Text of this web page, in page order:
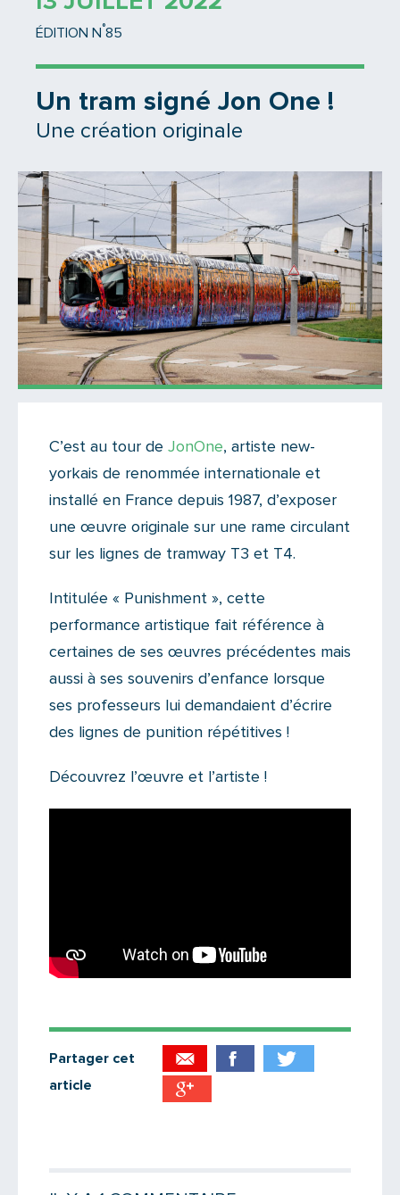
ÉDITION N °85
Un tram signé Jon One !
Une création originale
Il y a un commentaire sur cet article
Ajoutez le vôtre
C’est au tour de JonOne, artiste new-
yorkais de renommée internationale et
installé en France depuis 1987, d’exposer
une œuvre originale sur une rame circulant
sur les lignes de tramway T3 et T4.
Intitulée « Punishment », cette
performance artistique fait référence à
certaines de ses œuvres précédentes mais
aussi à ses souvenirs d’enfance lorsque
ses professeurs lui demandaient d’écrire
des lignes de punition répétitives !
Découvrez l’œuvre et l’artiste !
Partager cet
article